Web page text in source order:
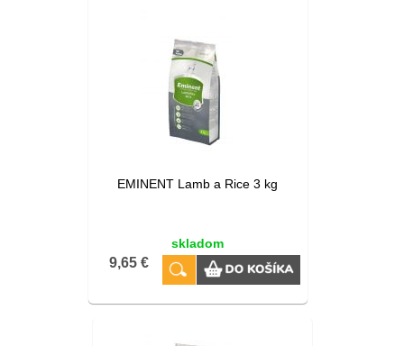
EMINENT Lamb a Rice 3 kg
skladom
9,65 €